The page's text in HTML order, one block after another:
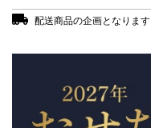
配送商品の企画となります